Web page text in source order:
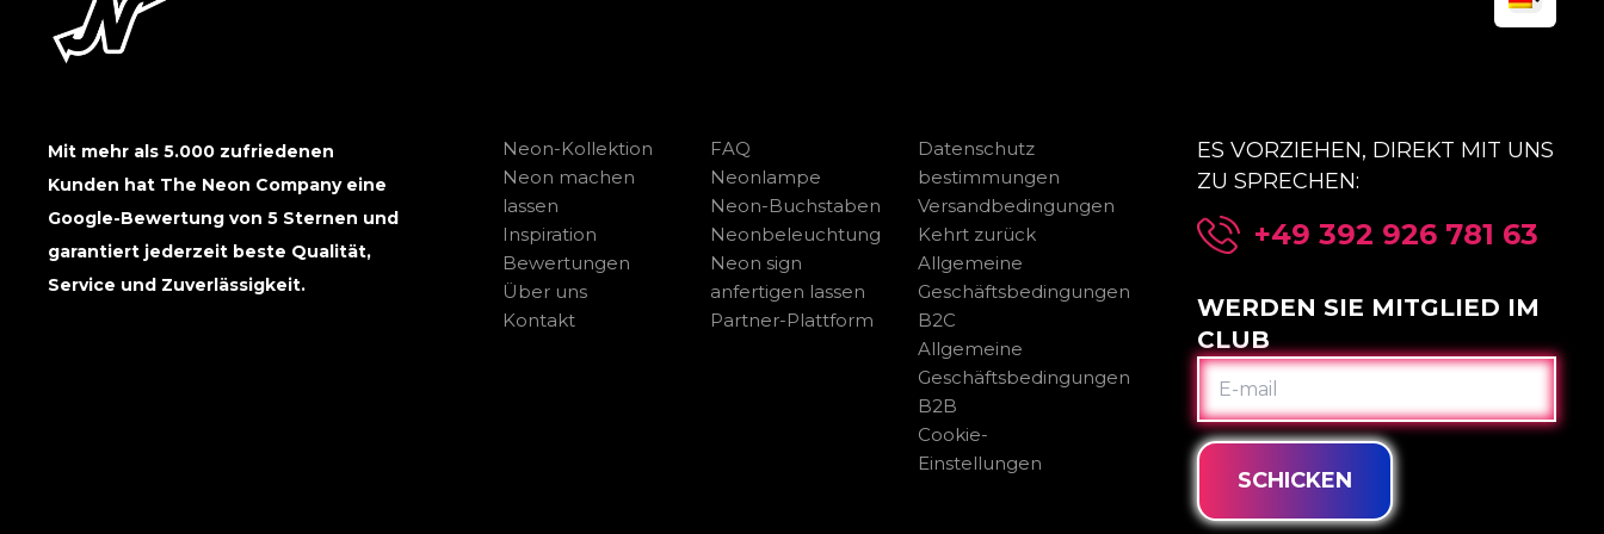
Mit mehr als 5.000 zufriedenen
Kunden hat The Neon Company eine
Google-Bewertung von 5 Sternen und
garantiert jederzeit beste Qualität,
Service und Zuverlässigkeit.
Neon-Kollektion
Neon machen
lassen
Inspiration
Bewertungen
Über uns
Kontakt
FAQ
Neonlampe
Neon-Buchstaben
Neonbeleuchtung
Neon sign
anfertigen lassen
Partner-Plattform
Datenschutz
bestimmungen
Versandbedingungen
Kehrt zurück
Allgemeine
Geschäftsbedingungen
B2C
Allgemeine
Geschäftsbedingungen
B2B
Cookie-
Einstellungen
ES VORZIEHEN, DIREKT MIT UNS
ZU SPRECHEN:
+49 392 926 781 63
WERDEN SIE MITGLIED IM
CLUB
E-
MAIL
SCHICKEN